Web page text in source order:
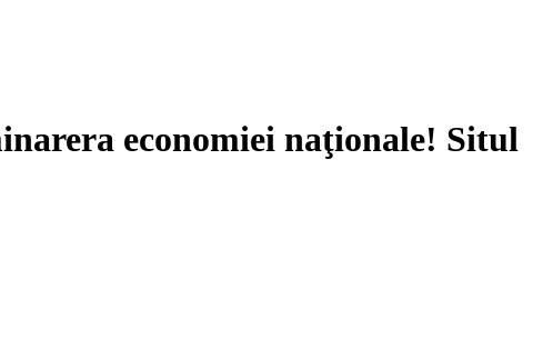
economiei naţionale! Situl